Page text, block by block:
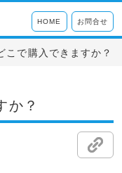
HOME お問合せ
こで購入できますか？
か？